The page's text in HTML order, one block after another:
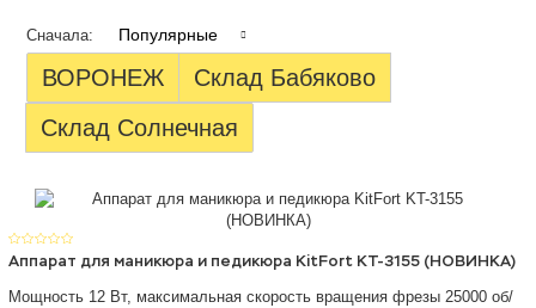
Сначала: Популярные
ВОРОНЕЖ
Склад Бабяково
Склад Солнечная
Аппарат для маникюра и педикюра KitFort KT-3155 (НОВИНКА)
Мощность 12 Вт, максимальная скорость вращения фрезы 25000 об/